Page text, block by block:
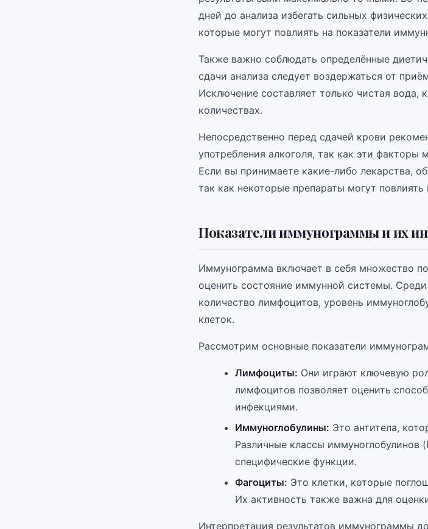
дней до анализа избегать сильных
которые могут повлиять на показатели
Также важно соблюдать определённые
сдачи анализа следует воздержаться от
Исключение составляет только чистая
количествах.
Непосредственно перед сдачей крови
употребления алкоголя, так как эти факторы
Если вы принимаете какие-либо лекарства,
так как некоторые препараты могут
Показатели иммунограммы и их
Иммунограмма включает в себя множество
оценить состояние иммунной системы.
количество лимфоцитов, уровень
клеток.
Рассмотрим основные показатели
Лимфоциты: Они играют ключевую
лимфоцитов позволяет оценить
инфекциями.
Иммуноглобулины: Это антитела,
Различные классы иммуноглобулинов
специфические функции.
Фагоциты: Это клетки, которые
Их активность также важна для
Интерпретация результатов иммунограммы